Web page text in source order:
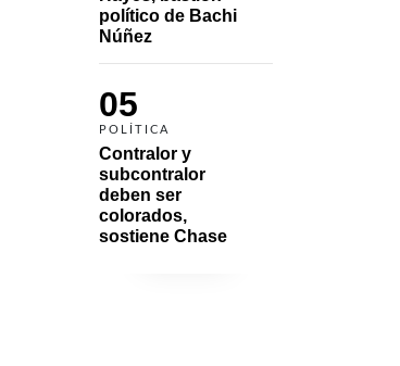
político de Bachi
Núñez
05
POLÍTICA
Contralor y
subcontralor
deben ser
colorados,
sostiene Chase